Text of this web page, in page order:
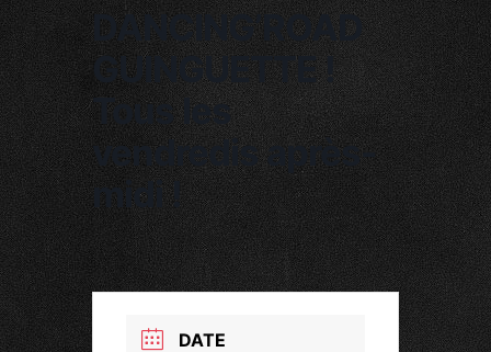
DANCING’ROAD
GUINGUETTE !
Tous les
vendredis après-
midi !
DATE